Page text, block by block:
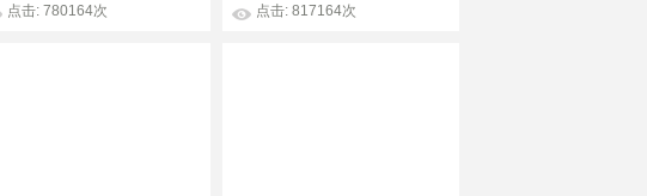
点击: 780164次 点击: 817164次